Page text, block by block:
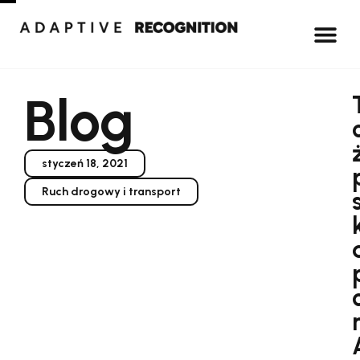
Blog
styczeń 18, 2021
Ruch drogowy i transport